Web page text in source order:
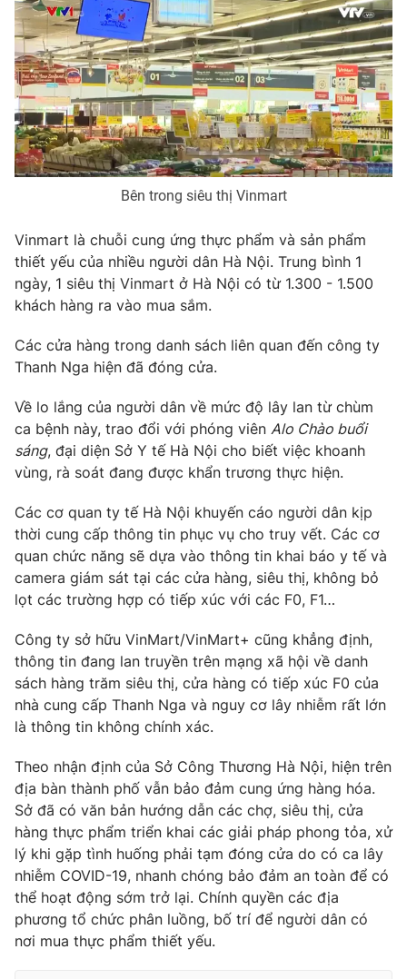
Sản phẩm
Thị trường
Tư vấn
Lịch phát sóng
Chuyên mục khác
Emagazine Podcast
Infographic
Video Shorts video
VTV Money VTV Thể thao
VTV Sức khoẻ Bất động sản
Thị trường 24h Tấm lòng Việt
VTV4 Vươn mình bằng AI
VTV9 VTV8
Liên hệ tòa soạn English
THỜI BÁO VTV
Cơ quan chủ quản:
Đài Truyền hình Việt Nam
Cơ quan báo chí:
Thời báo VTV
Giấy phép hoạt động báo in và báo điện tử số 483/GP-BTTTT
cấp ngày 29/12/2023
Tổng Biên tập:Vũ Thanh Thủy
Phó Tổng Biên tập:Nguyễn Thị Mỹ Hạnh, Phạm Quốc Thắng,
Nguyễn Trọng Ninh
Bên trong siêu thị Vinmart
Vinmart là chuỗi cung ứng thực phẩm và sản phẩm
thiết yếu của nhiều người dân Hà Nội. Trung bình 1
ngày, 1 siêu thị Vinmart ở Hà Nội có từ 1.300 - 1.500
khách hàng ra vào mua sắm.
Các cửa hàng trong danh sách liên quan đến công ty
Thanh Nga hiện đã đóng cửa.
Về lo lắng của người dân về mức độ lây lan từ chùm
ca bệnh này, trao đổi với phóng viên Alo Chào buổi
sáng, đại diện Sở Y tế Hà Nội cho biết việc khoanh
vùng, rà soát đang được khẩn trương thực hiện.
Các cơ quan ty tế Hà Nội khuyến cáo người dân kịp
thời cung cấp thông tin phục vụ cho truy vết. Các cơ
quan chức năng sẽ dựa vào thông tin khai báo y tế và
camera giám sát tại các cửa hàng, siêu thị, không bỏ
lọt các trường hợp có tiếp xúc với các F0, F1…
Công ty sở hữu VinMart/VinMart+ cũng khẳng định,
thông tin đang lan truyền trên mạng xã hội về danh
sách hàng trăm siêu thị, cửa hàng có tiếp xúc F0 của
nhà cung cấp Thanh Nga và nguy cơ lây nhiễm rất lớn
là thông tin không chính xác.
Theo nhận định của Sở Công Thương Hà Nội, hiện trên
địa bàn thành phố vẫn bảo đảm cung ứng hàng hóa.
Sở đã có văn bản hướng dẫn các chợ, siêu thị, cửa
hàng thực phẩm triển khai các giải pháp phong tỏa, xử
lý khi gặp tình huống phải tạm đóng cửa do có ca lây
nhiễm COVID-19, nhanh chóng bảo đảm an toàn để có
thể hoạt động sớm trở lại. Chính quyền các địa
phương tổ chức phân luồng, bố trí để người dân có
nơi mua thực phẩm thiết yếu.